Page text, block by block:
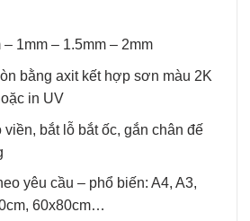
– 1mm – 1.5mm – 2mm
bằng axit kết hợp sơn màu 2K
in UV
viền, bắt lỗ bắt ốc, gắn chân đế
yêu cầu – phổ biến: A4, A3,
60x80cm…